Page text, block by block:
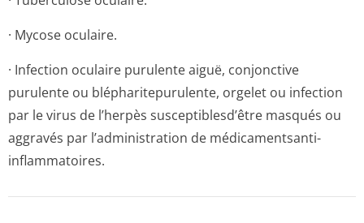
· Mycose oculaire.
· Infection oculaire purulente aiguë, conjonctive
purulente ou blépharitepuru­lente, orgelet ou infection
par le virus de l’herpès susceptiblesd’être masqués ou
aggravés par l’administration de médicamentsanti-
inflammatoires.